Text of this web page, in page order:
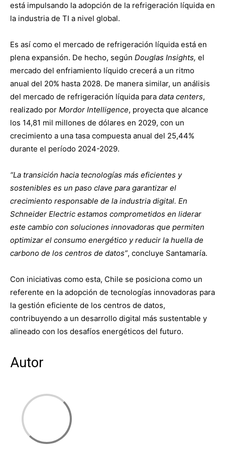
está impulsando la adopción de la refrigeración líquida en
la industria de TI a nivel global.
Es así como el mercado de refrigeración líquida está en
plena expansión. De hecho, según Douglas Insights, el
mercado del enfriamiento líquido crecerá a un ritmo
anual del 20% hasta 2028. De manera similar, un análisis
del mercado de refrigeración líquida para data centers,
realizado por Mordor Intelligence, proyecta que alcance
los 14,81 mil millones de dólares en 2029, con un
crecimiento a una tasa compuesta anual del 25,44%
durante el período 2024-2029.
“La transición hacia tecnologías más eficientes y
sostenibles es un paso clave para garantizar el
crecimiento responsable de la industria digital. En
Schneider Electric estamos comprometidos en liderar
este cambio con soluciones innovadoras que permiten
optimizar el consumo energético y reducir la huella de
carbono de los centros de datos”, concluye Santamaría.
Con iniciativas como esta, Chile se posiciona como un
referente en la adopción de tecnologías innovadoras para
la gestión eficiente de los centros de datos,
contribuyendo a un desarrollo digital más sustentable y
alineado con los desafíos energéticos del futuro.
Autor